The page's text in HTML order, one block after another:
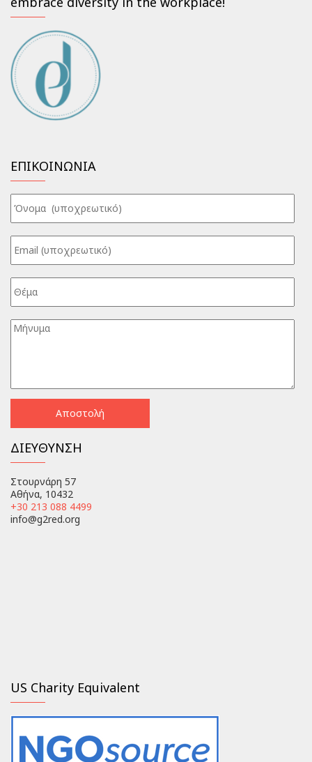
ΕΠΙΚΟΙΝΩΝΙΑ
ΔΙΕΥΘΥΝΣΗ
Στουρνάρη 57
Αθήνα, 10432
+30 213 088 4499
info@g2red.org
US Charity Equivalent